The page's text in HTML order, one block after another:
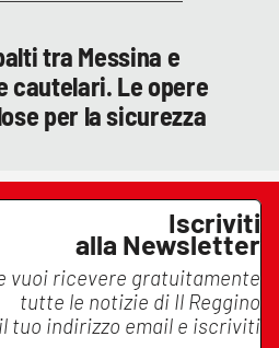
tra Messina e
cautelari. Le opere
per la sicurezza
Iscriviti
alla Newsletter
vuoi ricevere gratuitamente
tutte le notizie di Il Reggino
tuo indirizzo email e iscriviti